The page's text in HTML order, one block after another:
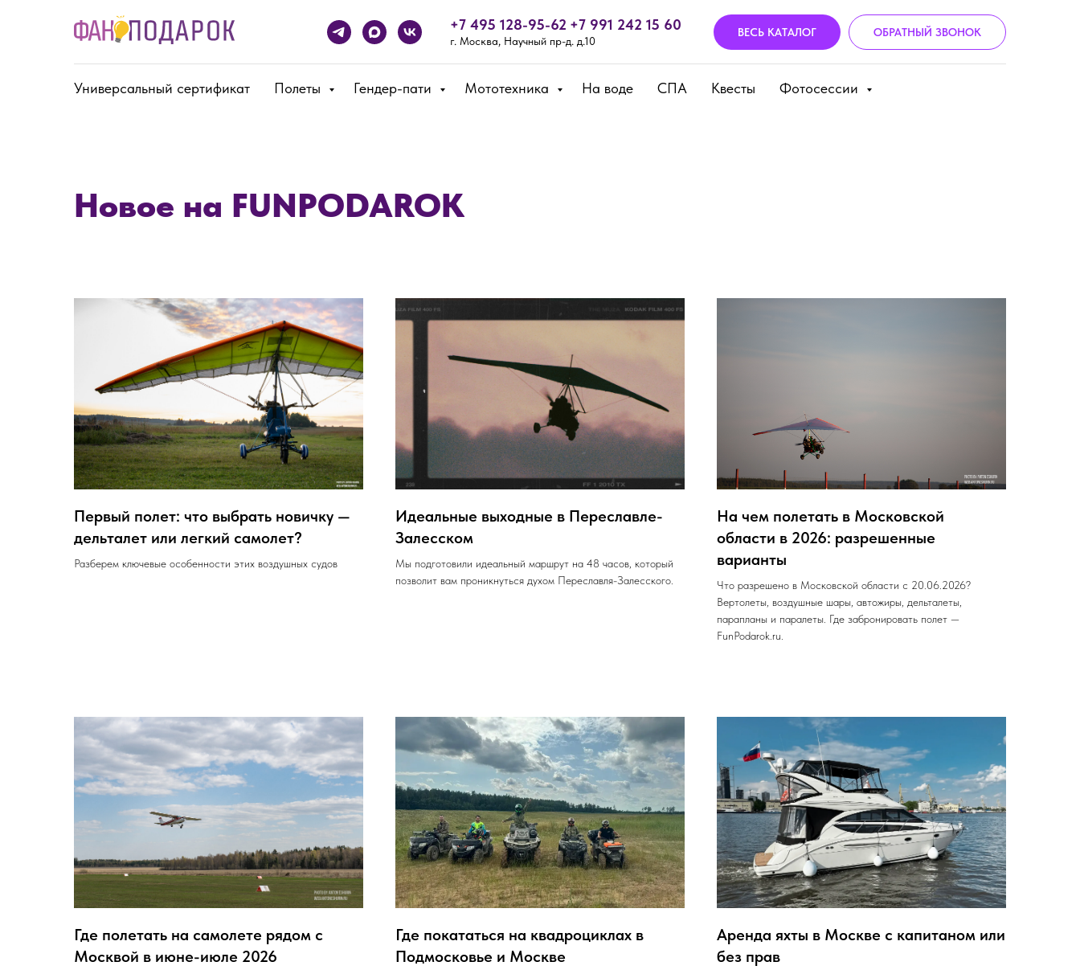
+7 495 128-95-62 +7 991 242 15 60
г. Москва, Научный пр-д. д.10
ВЕСЬ КАТАЛОГ ОБРАТНЫЙ ЗВОНОК
Универсальный сертификат Полеты Гендер-пати Мототехника На воде СПА Квесты Фотосессии
Новое на FUNPODAROK
Первый полет: что выбрать новичку —
дельталет или легкий самолет?
Разберем ключевые особенности этих воздушных судов
Идеальные выходные в Переславле-
Залесском
Мы подготовили идеальный маршрут на 48 часов, который
позволит вам проникнуться духом Переславля-Залесского.
На чем полетать в Московской
области в 2026: разрешенные
варианты
Что разрешено в Московской области с 20.06.2026?
Вертолеты, воздушные шары, автожиры, дельталеты,
парапланы и паралеты. Где забронировать полет —
FunPodarok.ru.
Где полетать на самолете рядом с
Москвой в июне-июле 2026
Где покататься на квадроциклах в
Подмосковье и Москве
Аренда яхты в Москве с капитаном или
без прав